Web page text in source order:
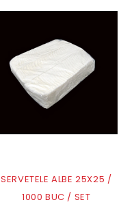
SERVETELE ALBE 25X25 /
1000 BUC / SET